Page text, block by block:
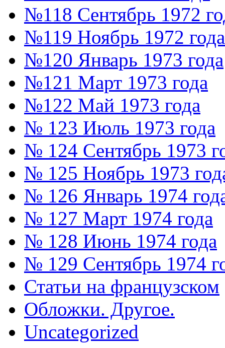
№118 Сентябрь 1972
№119 Ноябрь 1972 года
№120 Январь 1973 года
№121 Март 1973 года
№122 Май 1973 года
№ 123 Июль 1973 года
№ 124 Сентябрь 1973
№ 125 Ноябрь 1973
№ 126 Январь 1974
№ 127 Март 1974 года
№ 128 Июнь 1974 года
№ 129 Сентябрь 1974
Статьи на французском
Обложки. Другое.
Uncategorized